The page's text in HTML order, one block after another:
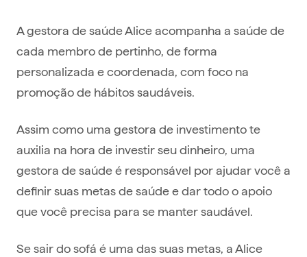
A gestora de saúde Alice acompanha a saúde de
cada membro de pertinho, de forma
personalizada e coordenada, com foco na
promoção de hábitos saudáveis.
Assim como uma gestora de investimento te
auxilia na hora de investir seu dinheiro, uma
gestora de saúde é responsável por ajudar você a
definir suas metas de saúde e dar todo o apoio
que você precisa para se manter saudável.
Se sair do sofá é uma das suas metas, a Alice